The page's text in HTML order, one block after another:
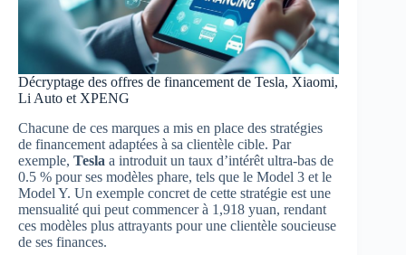
Décryptage des offres de financement de Tesla, Xiaomi,
Li Auto et XPENG
Chacune de ces marques a mis en place des stratégies
de financement adaptées à sa clientèle cible. Par
exemple, Tesla a introduit un taux d’intérêt ultra-bas de
0.5 % pour ses modèles phare, tels que le Model 3 et le
Model Y. Un exemple concret de cette stratégie est une
mensualité qui peut commencer à 1,918 yuan, rendant
ces modèles plus attrayants pour une clientèle soucieuse
de ses finances.